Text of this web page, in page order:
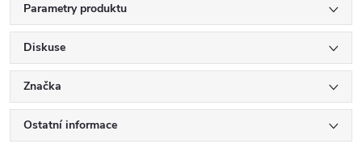
Parametry produktu
Diskuse
Značka
Ostatní informace